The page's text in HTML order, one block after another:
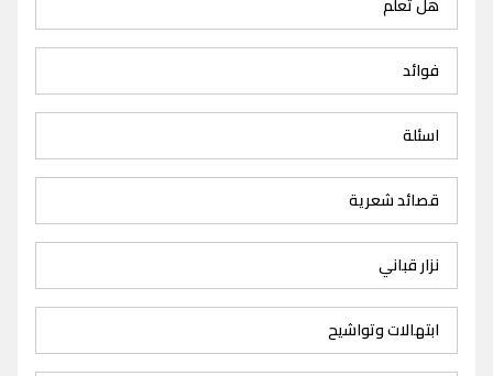
فوائد
اسئلة
قصائد شعرية
نزار قباني
ابتهالات وتواشيح